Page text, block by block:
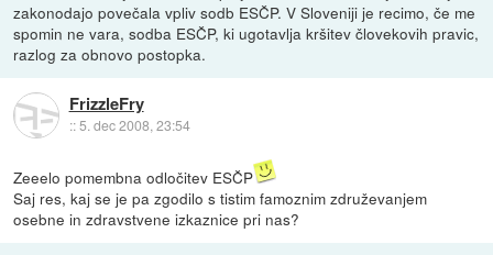
zakonodajo povečala vpliv sodb ESČP. V Sloveniji je recimo, če me
spomin ne vara, sodba ESČP, ki ugotavlja kršitev človekovih pravic,
razlog za obnovo postopka.
FrizzleFry
::5. dec 2008, 23:54
Zeeelo pomembna odločitev ESČP
Saj res, kaj se je pa zgodilo s tistim famoznim združevanjem
osebne in zdravstvene izkaznice pri nas?